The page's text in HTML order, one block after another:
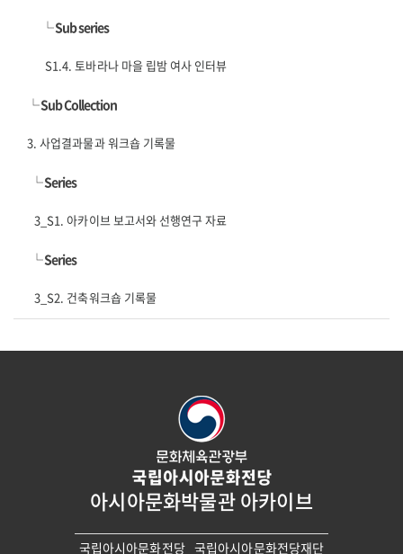
└Sub series
S1.4. 토바라나 마을 립밤 여사 인터뷰
└Sub Collection
3. 사업결과물과 워크숍 기록물
└Series
3_S1. 아카이브 보고서와 선행연구 자료
└Series
3_S2. 건축워크숍 기록물
아시아문화박물관 아카이브
국립아시아문화전당 국립아시아문화전당재단